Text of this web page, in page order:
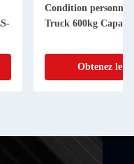
Voltage 220V/380V
pour faire des
Obtenez le